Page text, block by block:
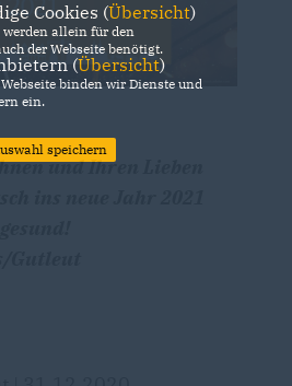
und Ihren Lieben
Cookies (Übersicht)
allein für den
der Webseite benötigt.
(Übersicht)
binden wir Dienste und
ein.
speichern